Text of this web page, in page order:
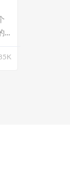
...